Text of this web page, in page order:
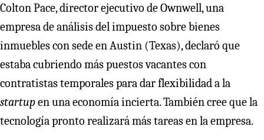
Colton Pace, director ejecutivo de Ownwell, una
empresa de análisis del impuesto sobre bienes
inmuebles con sede en Austin (Texas), declaró que
estaba cubriendo más puestos vacantes con
contratistas temporales para dar flexibilidad a la
startupen una economía incierta. También cree que la
tecnología pronto realizará más tareas en la empresa.